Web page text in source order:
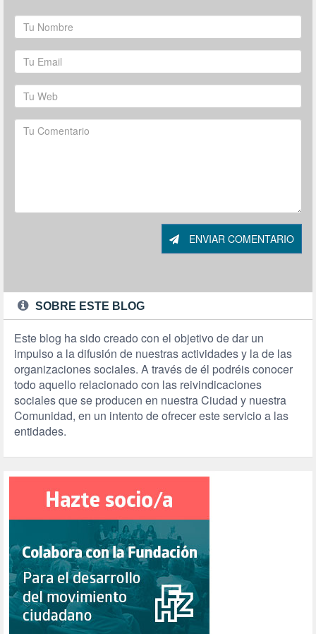
ENVIAR COMENTARIO
SOBRE ESTE BLOG
Este blog ha sido creado con el objetivo de dar un
impulso a la difusión de nuestras actividades y la de las
organizaciones sociales. A través de él podréis conocer
todo aquello relacionado con las reivindicaciones
sociales que se producen en nuestra Ciudad y nuestra
Comunidad, en un intento de ofrecer este servicio a las
entidades.